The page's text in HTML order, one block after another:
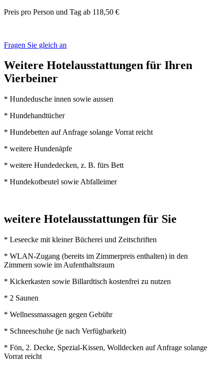
Preis pro Person und Tag ab 118,50 €
Fragen Sie gleich an
Weitere Hotelausstattungen für Ihren
Vierbeiner
* Hundedusche innen sowie aussen
* Hundehandtücher
* Hundebetten auf Anfrage solange Vorrat reicht
* weitere Hundenäpfe
* weitere Hundedecken, z. B. fürs Bett
* Hundekotbeutel sowie Abfalleimer
weitere Hotelausstattungen für Sie
* Leseecke mit kleiner Bücherei und Zeitschriften
* WLAN-Zugang (bereits im Zimmerpreis enthalten) in den
Zimmern sowie im Aufenthaltsraum
* Kickerkasten sowie Billardtisch kostenfrei zu nutzen
* 2 Saunen
* Wellnessmassagen gegen Gebühr
* Schneeschuhe (je nach Verfügbarkeit)
* Fön, 2. Decke, Spezial-Kissen, Wolldecken auf Anfrage solange
Vorrat reicht